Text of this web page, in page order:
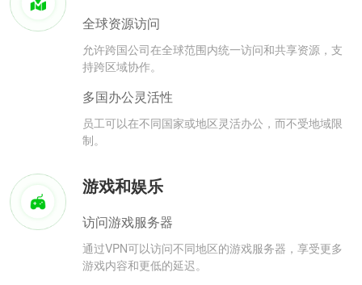
全球资源访问
允许跨国公司在全球范围内统一访问和共享资源，支
持跨区域协作。
多国办公灵活性
员工可以在不同国家或地区灵活办公，而不受地域限
制。
游戏和娱乐
访问游戏服务器
通过VPN可以访问不同地区的游戏服务器，享受更多
游戏内容和更低的延迟。